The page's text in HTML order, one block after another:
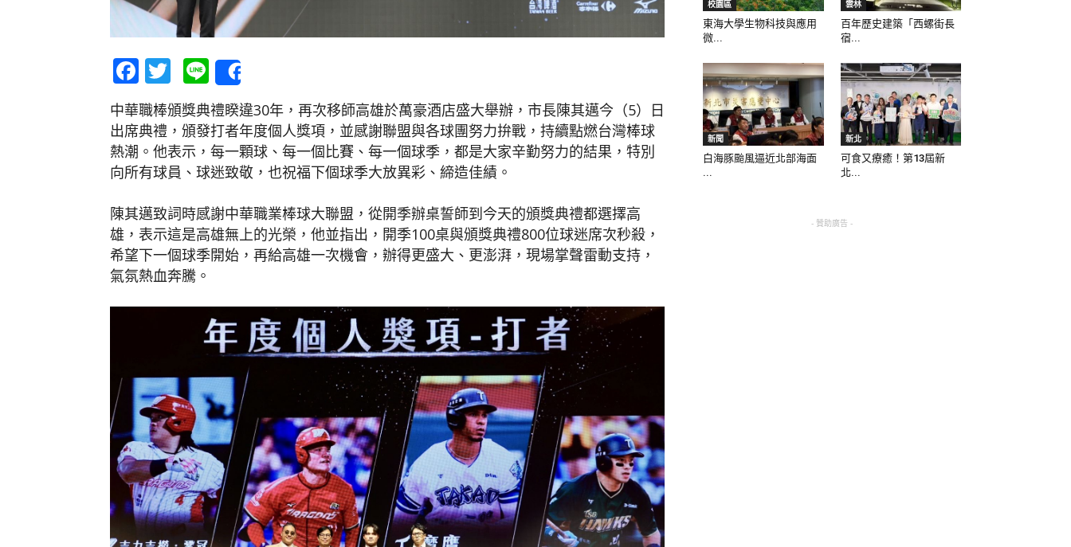
網
Facebook
Twitter
Line
中華職棒頒獎典禮睽違30年，再次移師高雄於萬豪酒店盛大舉辦，市長陳其邁今（5）日
出席典禮，頒發打者年度個人獎項，並感謝聯盟與各球團努力拚戰，持續點燃台灣棒球
熱潮。他表示，每一顆球、每一個比賽、每一個球季，都是大家辛勤努力的結果，特別
向所有球員、球迷致敬，也祝福下個球季大放異彩、締造佳績。
陳其邁致詞時感謝中華職業棒球大聯盟，從開季辦桌誓師到今天的頒獎典禮都選擇高
雄，表示這是高雄無上的光榮，他並指出，開季100桌與頒獎典禮800位球迷席次秒殺，
希望下一個球季開始，再給高雄一次機會，辦得更盛大、更澎湃，現場掌聲雷動支持，
氣氛熱血奔騰。
校園區
東海大學生物科技與應用
微...
雲林
百年歷史建築「西螺街長
宿...
新聞
白海豚颱風逼近北部海面
...
新北
可食又療癒！第13屆新
北...
- 贊助廣告 -